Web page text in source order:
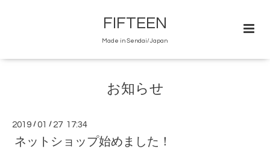
FIFTEEN
Made in Sendai/Japan
お知らせ
2019 /01 / 27 17:34
ネットショップ始めました！